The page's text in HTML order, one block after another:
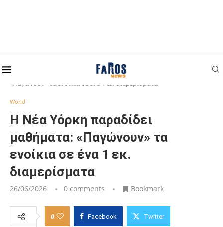
Home
Η Νέα Υόρκη παραδίδει μαθήματα:
«Παγώνουν» τα ενοίκια σε ένα 1 εκ. διαμερίσματα
World
Η Νέα Υόρκη παραδίδει
μαθήματα: «Παγώνουν» τα
ενοίκια σε ένα 1 εκ.
διαμερίσματα
26/06/2026 0 comments Bookmark
0 Facebook Twitter